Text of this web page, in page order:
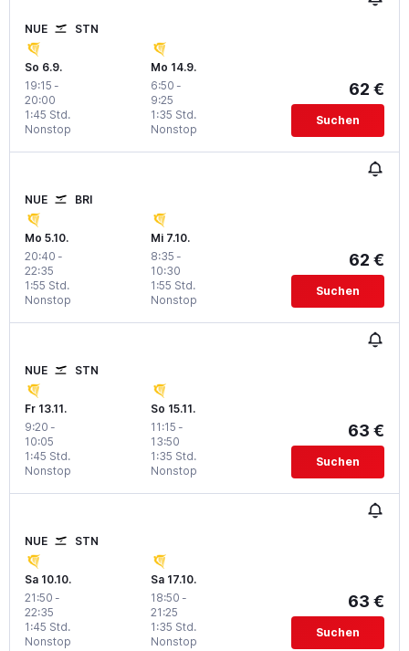
NUE STN
So 6.9.
19:15 -
20:00
Nonstop
1:45 Std.
Mo 14.9.
6:50 -
9:25
Nonstop
1:35 Std.
62 €
Suchen
NUE BRI
Mo 5.10.
20:40 -
22:35
Nonstop
1:55 Std.
Mi 7.10.
8:35 -
10:30
Nonstop
1:55 Std.
62 €
Suchen
NUE STN
Fr 13.11.
9:20 -
10:05
Nonstop
1:45 Std.
So 15.11.
11:15 -
13:50
Nonstop
1:35 Std.
63 €
Suchen
NUE STN
Sa 10.10.
21:50 -
22:35
Nonstop
1:45 Std.
Sa 17.10.
18:50 -
21:25
Nonstop
1:35 Std.
63 €
Suchen